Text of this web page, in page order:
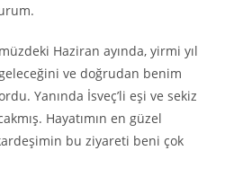
Haziran ayında, yirmi yıl
ve doğrudan benim
Yanında İsveç’li eşi ve sekiz
Hayatımın en güzel
bu ziyareti beni çok